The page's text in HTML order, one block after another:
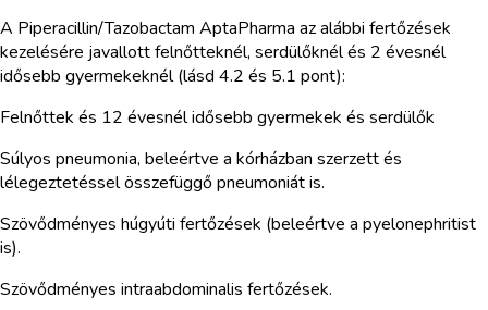
A Piperacillin/Tazobactam AptaPharma az alábbi fertőzések
kezelésére javallott felnőtteknél, serdülőknél és 2 évesnél
idősebb gyermekeknél (lásd 4.2 és 5.1 pont):
Felnőttek és 12 évesnél idősebb gyermekek és serdülők
Súlyos pneumonia, beleértve a kórházban szerzett és
lélegeztetéssel összefüggő pneumoniát is.
Szövődményes húgyúti fertőzések (beleértve a pyelonephritist
is).
Szövődményes intraabdominalis fertőzések.